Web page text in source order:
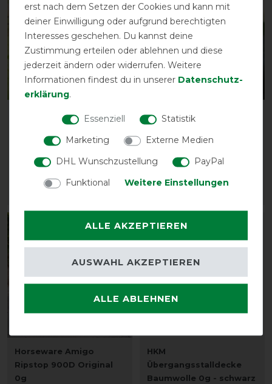
Horseware Amigo
Ripstop 900D Original
vorher 76,95 €
HorSeven Regendecke
50g mit Widerristpolster
- marine/navy
vorher 129,90 €
Horseware Amigo
Ripstop 900D Original
0g
-15%
HKM
Übergangsstalldecke
Baumwolle 0g - schwarz
erst nach dem Setzen der Cookies und kann mit
deiner Einwilligung oder aufgrund berechtigten
Interesses geschehen. Du kannst deine
Zustimmung erteilen oder ablehnen und diese
jederzeit ändern oder widerrufen. Weitere
Informationen findest du in unserer Daten­schutz­
erklärung.
Essenziell
Statistik
Marketing
Externe Medien
DHL Wunschzustellung
PayPal
Funktional
Weitere Einstellungen
ALLE AKZEPTIEREN
ALLE ABLEHNEN
AUSWAHL AKZEPTIEREN